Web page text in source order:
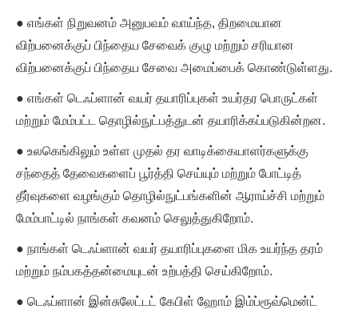
● எங்கள் நிறுவனம் அனுபவம் வாய்ந்த, திறமையான
விற்பனைக்குப் பிந்தைய சேவைக் குழு மற்றும் சரியான
விற்பனைக்குப் பிந்தைய சேவை அமைப்பைக் கொண்டுள்ளது.
● எங்கள் டெஃப்ளான் வயர் தயாரிப்புகள் உயர்தர பொருட்கள்
மற்றும் மேம்பட்ட தொழில்நுட்பத்துடன் தயாரிக்கப்படுகின்றன.
● உலகெங்கிலும் உள்ள முதல் தர வாடிக்கையாளர்களுக்கு
சந்தைத் தேவைகளைப் பூர்த்தி செய்யும் மற்றும் போட்டித்
தீர்வுகளை வழங்கும் தொழில்நுட்பங்களின் ஆராய்ச்சி மற்றும்
மேம்பாட்டில் நாங்கள் கவனம் செலுத்துகிறோம்.
● நாங்கள் டெஃப்ளான் வயர் தயாரிப்புகளை மிக உயர்ந்த தரம்
மற்றும் நம்பகத்தன்மையுடன் உற்பத்தி செய்கிறோம்.
● டெஃப்ளான் இன்சுலேட்டட் கேபிள் ஹோம் இம்ப்ரூவ்மென்ட்